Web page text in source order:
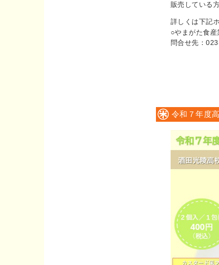
販売している
詳しくは下記
○やまがた食
問合せ先：
令和７年度